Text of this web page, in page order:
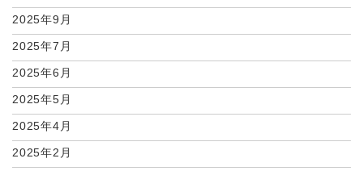
2025年9月
2025年7月
2025年6月
2025年5月
2025年4月
2025年2月